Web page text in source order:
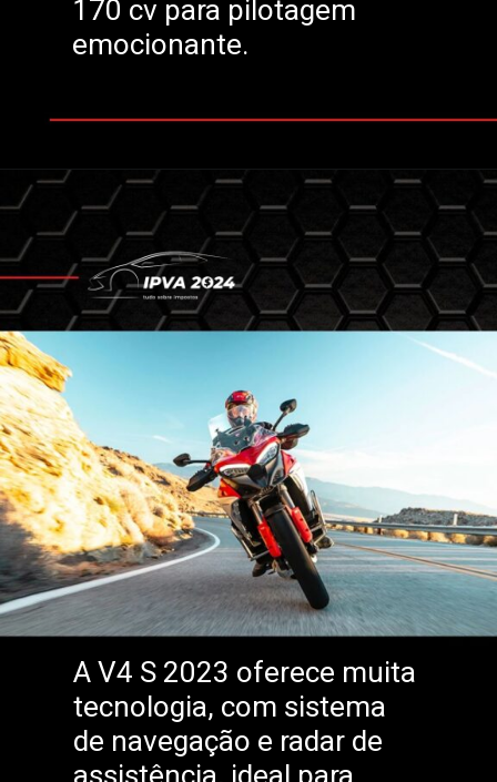
170 cv para pilotagem
emocionante.
A V4 S 2023 oferece muita
tecnologia, com sistema
de navegação e radar de
assistência, ideal para